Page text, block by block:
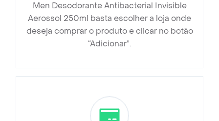
Men Desodorante Antibacterial Invisible
Aerossol 250ml basta escolher a loja onde
deseja comprar o produto e clicar no botão
“Adicionar”.